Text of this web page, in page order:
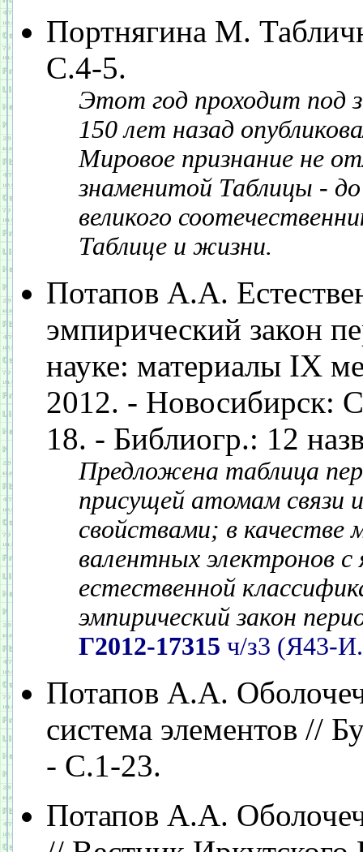
Портнягина М.
С.4-5.
Этот год проходит под
150 лет назад
Мировое признание не
знаменитой Таблицы -
великого
Таблице и жизни.
Потапов А.А.
эмпирический закон
науке: материалы IX
2012. - Новосибирск:
18. - Библиогр.: 12
Предложена таблица
присущей атомам связи
свойствами; в качестве
валентных электронов
естественной
эмпирический закон
Г2012-17315 ч/з3 (Я43-
Потапов А.А.
система элементов //
- С.1-23.
Потапов А.А.